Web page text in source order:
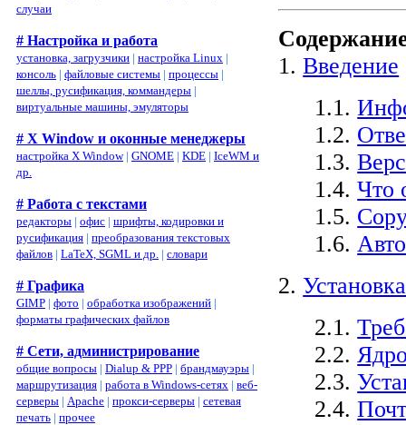
случаи
# Настройка и работа
установка, загрузчики | настройка Linux |
консоль | файловые системы | процессы |
шеллы, русификация, коммандеры |
виртуальные машины, эмуляторы
# X Window и оконные менеджеры
настройка X Window| GNOME | KDE | IceWM и
др.
# Работа с текстами
редакторы | офис | шрифты, кодировки и
русификация | преобразования текстовых
файлов | LaTeX, SGML и др. | словари
# Графика
GIMP | фото | обработка изображений |
форматы графических файлов
# Сети, администрирование
общие вопросы | Dialup & PPP | брандмауэры |
маршрутизация | работа в Windows-сетях | веб-
серверы | Apache | прокси-серверы | сетевая
печать | прочее
1.Введение
1.1.
1.2.
1.3.
1.4.Что
1.5.
1.6.
2.
2.1.
2.2.
2.3.
2.4.